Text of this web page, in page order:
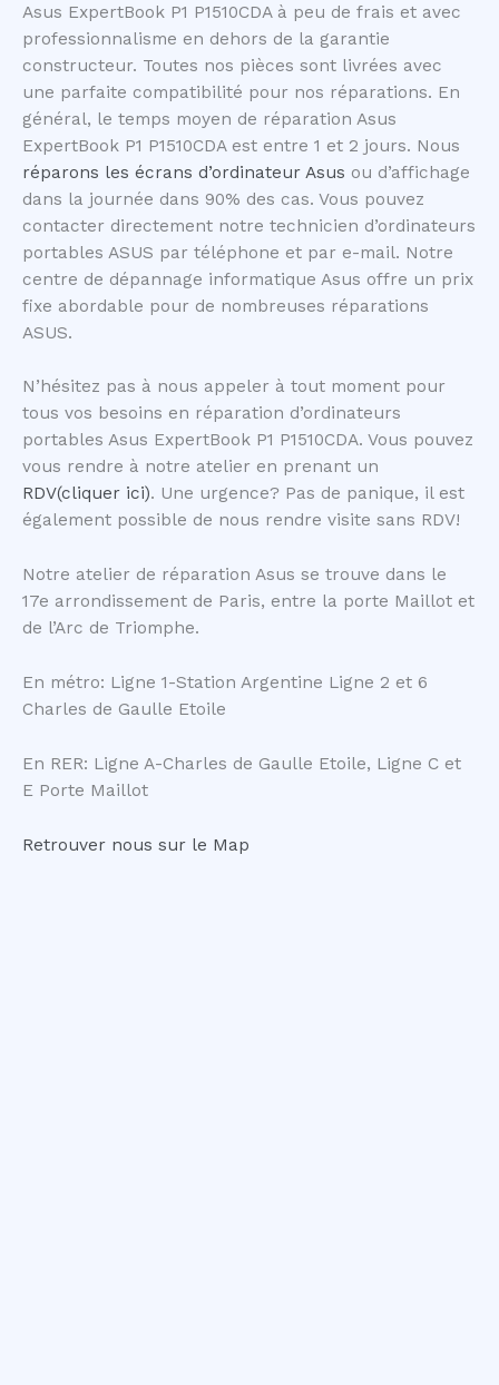
Asus ExpertBook P1 P1510CDA à peu de frais et avec
professionnalisme en dehors de la garantie
constructeur. Toutes nos pièces sont livrées avec
une parfaite compatibilité pour nos réparations. En
général, le temps moyen de réparation Asus
ExpertBook P1 P1510CDA est entre 1 et 2 jours. Nous
réparons les écrans d’ordinateur Asus ou d’affichage
dans la journée dans 90% des cas. Vous pouvez
contacter directement notre technicien d’ordinateurs
portables ASUS par téléphone et par e-mail. Notre
centre de dépannage informatique Asus offre un prix
fixe abordable pour de nombreuses réparations
ASUS.
N’hésitez pas à nous appeler à tout moment pour
tous vos besoins en réparation d’ordinateurs
portables Asus ExpertBook P1 P1510CDA. Vous pouvez
vous rendre à notre atelier en prenant un
RDV(cliquer ici). Une urgence? Pas de panique, il est
également possible de nous rendre visite sans RDV!
Notre atelier de réparation Asus se trouve dans le
17e arrondissement de Paris, entre la porte Maillot et
de l’Arc de Triomphe.
En métro: Ligne 1-Station Argentine Ligne 2 et 6
Charles de Gaulle Etoile
En RER: Ligne A-Charles de Gaulle Etoile, Ligne C et
E Porte Maillot
Retrouver nous sur le Map